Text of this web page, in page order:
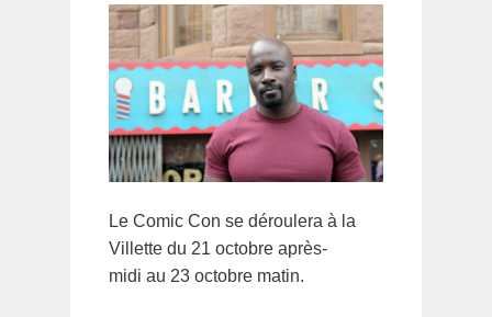
Le Comic Con se déroulera à la
Villette du 21 octobre après-
midi au 23 octobre matin.